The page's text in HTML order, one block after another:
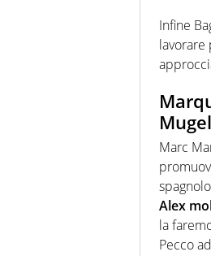
Infine
lavorare
Marc
Alex
la
Pecco